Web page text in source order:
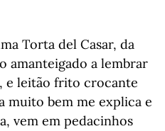
Torta del Casar, da
amanteigado a lembrar
e leitão frito crocante
muito bem me explica e
vem em pedacinhos